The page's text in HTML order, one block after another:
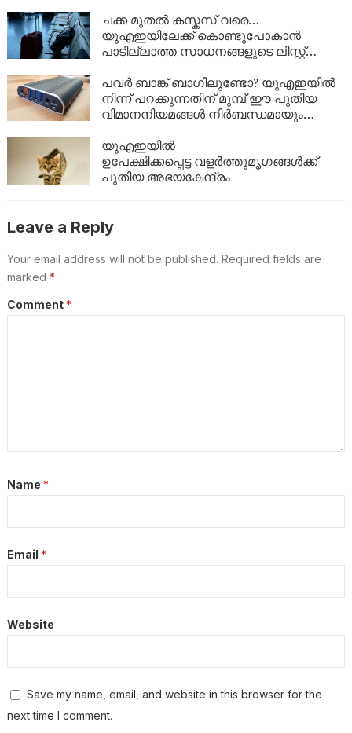
ചക്ക മുതൽ കസ്കസ് വരെ…
യുഎഇയിലേക്ക് കൊണ്ടുപോകാൻ
പാടില്ലാത്ത സാധനങ്ങളുടെ ലിസ്റ്റ്
പവർ ബാങ്ക് ബാഗിലുണ്ടോ? യുഎഇയിൽ
നിന്ന് പറക്കുന്നതിന് മുമ്പ് ഈ പുതിയ
വിമാനനിയമങ്ങൾ നിർബന്ധമായും
യുഎഇയിൽ
ഉപേക്ഷിക്കപ്പെട്ട വളർത്തുമൃഗങ്ങൾക്ക്
പുതിയ അഭയകേന്ദ്രം
Leave a Reply
Your email address will not be published. Required fields are
marked *
Comment *
Name *
Email *
Website
Save my name, email, and website in this browser for the
next time I comment.